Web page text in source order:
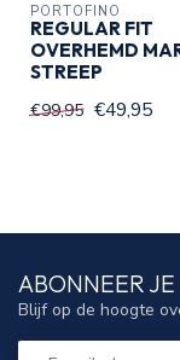
PORTOFINO
REGULAR FIT
OVERHEMD
STREEP
€99,95 €49,95
ABONNEER
Blijf op de hoogte